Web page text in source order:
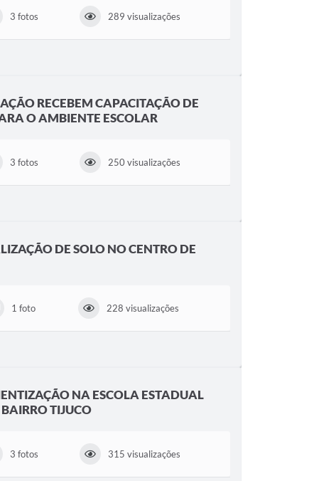
3 fotos 289 visualizações
RECEBEM CAPACITAÇÃO DE
O AMBIENTE ESCOLAR
3 fotos 250 visualizações
DE SOLO NO CENTRO DE
1 foto 228 visualizações
NA ESCOLA ESTADUAL
TIJUCO
3 fotos 315 visualizações